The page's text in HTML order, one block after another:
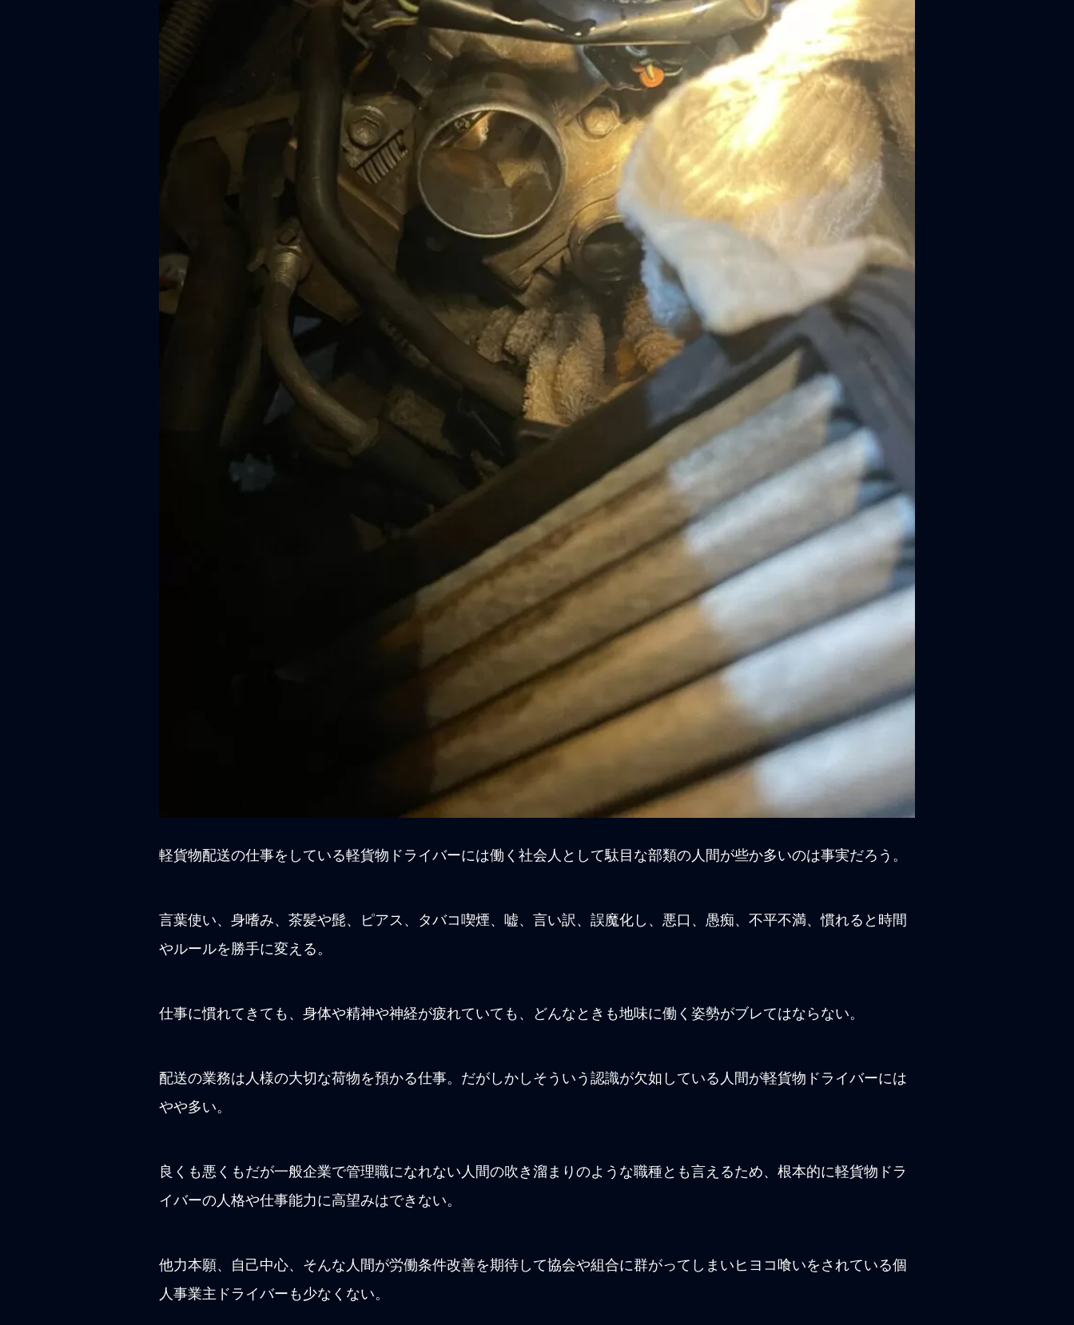
軽貨物配送の仕事をしている軽貨物ドライバーには働く社会人として駄目な部類の人間が些か多いのは事実だろう。
言葉使い、身嗜み、茶髪や髭、ピアス、タバコ喫煙、嘘、言い訳、誤魔化し、悪口、愚痴、不平不満、慣れると時間
やルールを勝手に変える。
仕事に慣れてきても、身体や精神や神経が疲れていても、どんなときも地味に働く姿勢がブレてはならない。
配送の業務は人様の大切な荷物を預かる仕事。だがしかしそういう認識が欠如している人間が軽貨物ドライバーには
やや多い。
良くも悪くもだが一般企業で管理職になれない人間の吹き溜まりのような職種とも言えるため、根本的に軽貨物ドラ
イバーの人格や仕事能力に高望みはできない。
他力本願、自己中心、そんな人間が労働条件改善を期待して協会や組合に群がってしまいヒヨコ喰いをされている個
人事業主ドライバーも少なくない。